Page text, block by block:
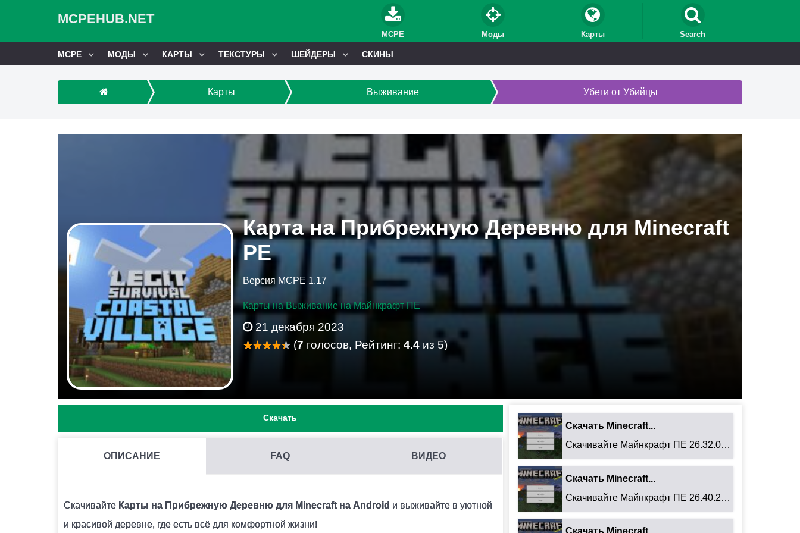
MCPEHUB.NET
MCPE Моды Карты Search
MCPE МОДЫ КАРТЫ ТЕКСТУРЫ ШЕЙДЕРЫ СКИНЫ
Карты Выживание Убеги от Убийцы
Карта на Прибрежную Деревню для Minecraft
PE
Версия MCPE 1.17
Карты на Выживание на Майнкрафт ПЕ
21 декабря 2023
(7 голосов, Рейтинг: 4.4 из 5)
Скачать
ОПИСАНИЕ FAQ ВИДЕО
Скачивайте Карты на Прибрежную Деревню для Minecraft на Android и выживайте в уютной
и красивой деревне, где есть всё для комфортной жизни!
будет высвечиваться в списках.
Скачать Minecraft...
Скачивайте Майнкрафт ПЕ 26.32.02 для Android: ...
Скачать Minecraft...
Скачивайте Майнкрафт ПЕ 26.40.27 для Android: ...
Скачать Minecraft...